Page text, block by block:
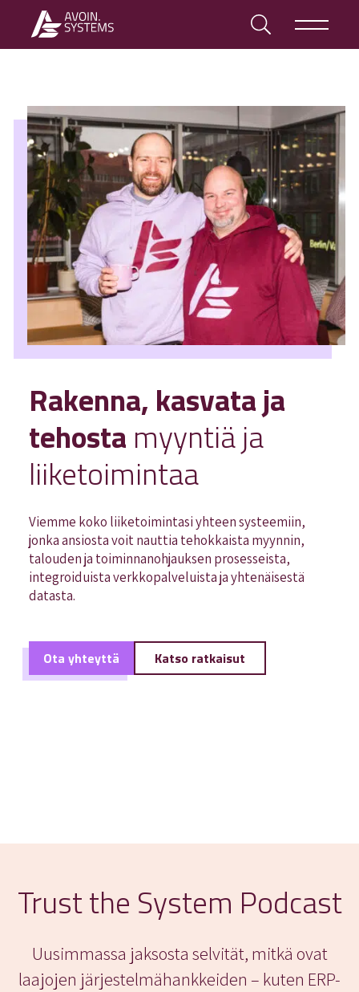
Rakenna, kasvata ja
tehosta myyntiä ja
liiketoimintaa
Viemme koko liiketoimintasi yhteen systeemiin,
jonka ansiosta voit nauttia tehokkaista myynnin,
talouden ja toiminnanohjauksen prosesseista,
integroiduista verkkopalveluista ja yhtenäisestä
datasta.
Ota yhteyttä Katso ratkaisut
Trust the System Podcast
Uusimmassa jaksosta selvität, mitkä ovat
laajojen järjestelmähankkeiden – kuten ERP-